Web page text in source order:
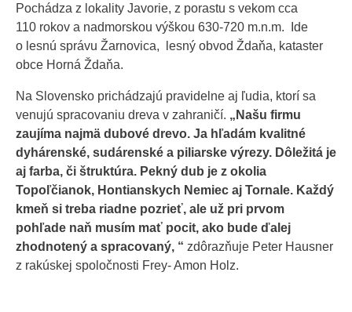
Pochádza z lokality Javorie, z porastu s vekom cca
110 rokov a nadmorskou výškou 630-720 m.n.m. Ide
o lesnú správu Žarnovica, lesný obvod Ždaňa, kataster
obce Horná Ždaňa.
Na Slovensko prichádzajú pravidelne aj ľudia, ktorí sa
venujú spracovaniu dreva v zahraničí. „ Našu firmu
zaujíma najmä dubové drevo. Ja hľadám kvalitné
dyhárenské, sudárenské a piliarske výrezy. Dôležitá je
aj farba, či štruktúra. Pekný dub je z okolia
Topoľčianok, Hontianskych Nemiec aj Tornale. Každý
kmeň si treba riadne pozrieť, ale už pri prvom
pohľade naň musím mať pocit, ako bude ďalej
zhodnotený a spracovaný, “ zdôrazňuje Peter Hausner
z rakúskej spoločnosti Frey- Amon Holz.